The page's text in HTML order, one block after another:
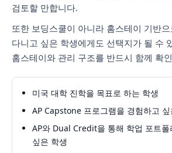
검토할 만합니다.
또한 보딩스쿨이 아니라 홈스테이 기반
다니고 싶은 학생에게도 선택지가 될 수
홈스테이와 관리 구조를 반드시 함께 확
미국 대학 진학을 목표로 하는 학생
AP Capstone 프로그램을 경험하고 싶
AP와 Dual Credit을 통해 학업 포트폴
싶은 학생